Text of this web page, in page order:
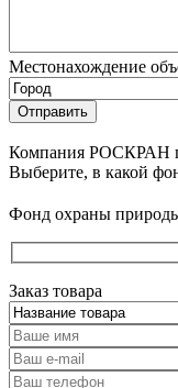
Местонахождение
Компания РОСКРАН
Выберите, в какой
Фонд охраны
Заказ товара